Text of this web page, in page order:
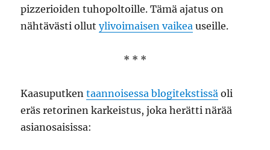
pizzerioiden tuhopoltoille. Tämä ajatus on
nähtävästi ollutylivoimaisen vaikea useille.
* * *
Kaasuputkentaannoisessa blogitekstissä oli
eräs retorinen karkeistus, joka herätti närää
asianosaisissa: